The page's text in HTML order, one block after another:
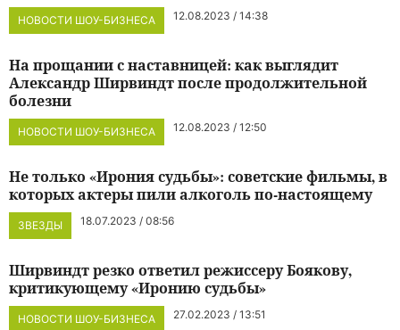
НОВОСТИ ШОУ-БИЗНЕСА 12.08.2023 / 14:38
НОВОСТИ ШОУ-БИЗНЕСА 12.08.2023 / 12:50
На прощании с наставницей: как выглядит
Александр Ширвиндт после продолжительной
болезни
ЗВЕЗДЫ 18.07.2023 / 08:56
Не только «Ирония судьбы»: советские фильмы, в
которых актеры пили алкоголь по-настоящему
НОВОСТИ ШОУ-БИЗНЕСА 27.02.2023 / 13:51
Ширвиндт резко ответил режиссеру Боякову,
критикующему «Иронию судьбы»